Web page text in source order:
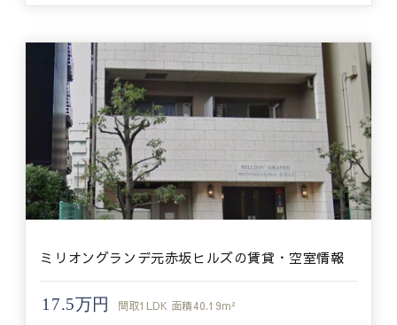
ミリオングランデ元赤坂ヒルズの賃貸・空室情報
17.5万円 間取1LDK 面積40.19m²